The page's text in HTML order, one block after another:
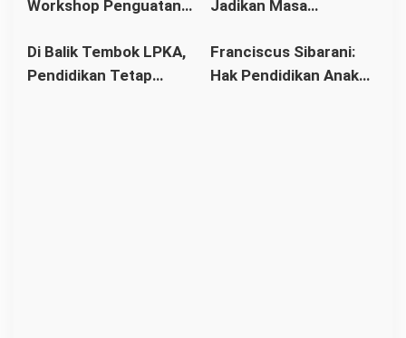
Agung Pontianak,
Berdiri
Bonum Commune di
Pahonk LANDAK
Workshop Penguatan
Standar Nasional
Pendidikan
Jadikan Masa
Titik Balik Menata
Masa Depan
Di Balik Tembok LPKA,
Pendidikan Tetap
Franciscus Sibarani:
Hak Pendidikan Anak